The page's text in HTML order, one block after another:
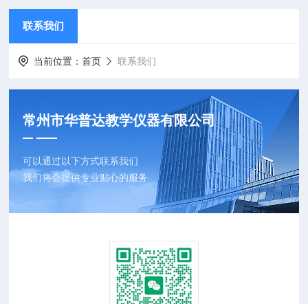
联系我们
当前位置：首页 联系我们
常州市华普达教学仪器有限公司
可以通过以下方式联系我们
我们将会提供专业贴心的服务